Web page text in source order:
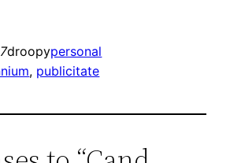
droopypersonal
, publicitate